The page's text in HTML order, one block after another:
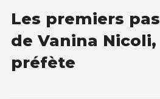
Les premiers
de Vanina
préfète